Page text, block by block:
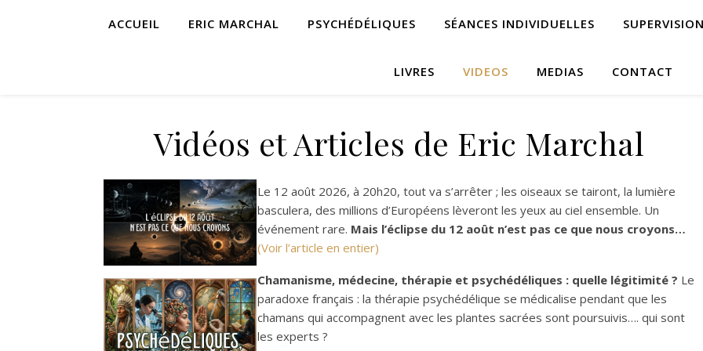
ACCUEIL ERIC MARCHAL PSYCHÉDÉLIQUES SÉANCES INDIVIDUELLES SUPERVISION
LIVRES VIDEOS MEDIAS CONTACT
Vidéos et Articles de Eric Marchal
Le 12 août 2026, à 20h20, tout va s’arrêter ; les oiseaux se tairont, la lumière
basculera, des millions d’Européens lèveront les yeux au ciel ensemble. Un
événement rare. Mais l’éclipse du 12 août n’est pas ce que nous croyons…
(Voir l’article en entier)
Chamanisme, médecine, thérapie et psychédéliques : quelle légitimité ? Le
paradoxe français : la thérapie psychédélique se médicalise pendant que les
chamans qui accompagnent avec les plantes sacrées sont poursuivis…. qui sont
les experts ?